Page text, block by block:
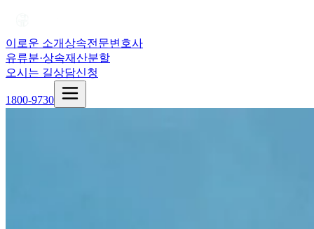
이로운 소개상속전문변호사
유류분·상속재산분할
오시는 길상담신청
1800-9730